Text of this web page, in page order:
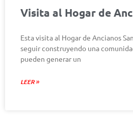
Visita al Hogar de
Esta visita al Hogar de Ancianos
seguir construyendo una
pueden generar un
LEER »